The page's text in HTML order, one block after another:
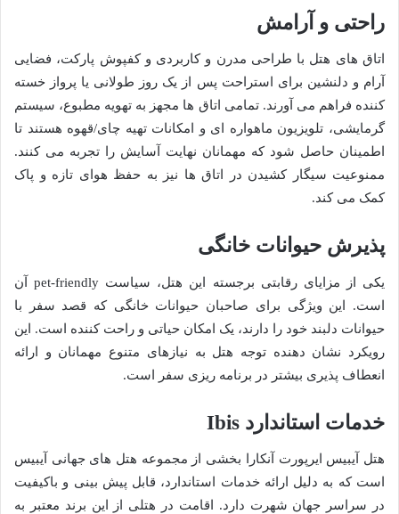
راحتی و آرامش
اتاق های هتل با طراحی مدرن و کاربردی و کفپوش پارکت، فضایی
آرام و دلنشین برای استراحت پس از یک روز طولانی یا پرواز خسته
کننده فراهم می آورند. تمامی اتاق ها مجهز به تهویه مطبوع، سیستم
گرمایشی، تلویزیون ماهواره ای و امکانات تهیه چای/قهوه هستند تا
اطمینان حاصل شود که مهمانان نهایت آسایش را تجربه می کنند.
ممنوعیت سیگار کشیدن در اتاق ها نیز به حفظ هوای تازه و پاک
کمک می کند.
پذیرش حیوانات خانگی
یکی از مزایای رقابتی برجسته این هتل، سیاست pet-friendly آن
است. این ویژگی برای صاحبان حیوانات خانگی که قصد سفر با
حیوانات دلبند خود را دارند، یک امکان حیاتی و راحت کننده است. این
رویکرد نشان دهنده توجه هتل به نیازهای متنوع مهمانان و ارائه
انعطاف پذیری بیشتر در برنامه ریزی سفر است.
خدمات استاندارد Ibis
هتل آیبیس ایرپورت آنکارا بخشی از مجموعه هتل های جهانی آیبیس
است که به دلیل ارائه خدمات استاندارد، قابل پیش بینی و باکیفیت
در سراسر جهان شهرت دارد. اقامت در هتلی از این برند معتبر به